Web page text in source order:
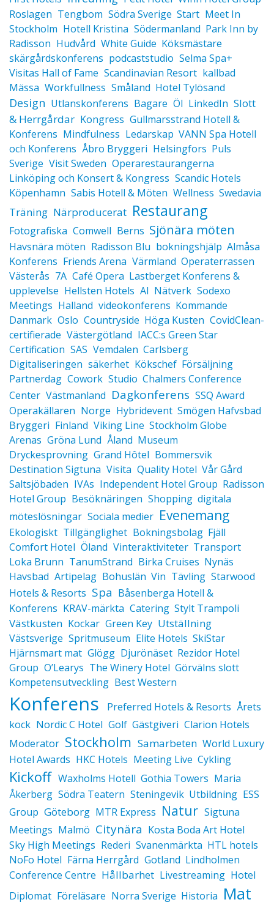
Roslagen Tengbom Södra Sverige Start Meet In
Stockholm Hotell Kristina Södermanland Park Inn by
Radisson Hudvård White Guide Köksmästare
skärgårdskonferens podcaststudio Selma Spa+
Visitas Hall of Fame Scandinavian Resort kallbad
Mässa Workfullness Småland Hotel Tylösand
Design Utlanskonferens Bagare Öl LinkedIn Slott
& Herrgårdar Kongress Gullmarsstrand Hotell &
Konferens Mindfulness Ledarskap VANN Spa Hotell
och Konferens Åbro Bryggeri Helsingfors Puls
Sverige Visit Sweden Operarestaurangerna
Linköping och Konsert & Kongress Scandic Hotels
Köpenhamn Sabis Hotell & Möten Wellness Swedavia
Träning Närproducerat Restaurang
Fotografiska Comwell Berns Sjönära möten
Havsnära möten Radisson Blu bokningshjälp Almåsa
Konferens Friends Arena Värmland Operaterrassen
Västerås 7A Café Opera Lastberget Konferens &
upplevelse Hellsten Hotels AI Nätverk Sodexo
Meetings Halland videokonferens Kommande
Danmark Oslo Countryside Höga Kusten CovidClean-
certifierade Västergötland IACC:s Green Star
Certification SAS Vemdalen Carlsberg
Digitaliseringen säkerhet Kökschef Försäljning
Partnerdag Cowork Studio Chalmers Conference
Center Västmanland Dagkonferens SSQ Award
Operakällaren Norge Hybridevent Smögen Hafvsbad
Bryggeri Finland Viking Line Stockholm Globe
Arenas Gröna Lund Åland Museum
Dryckesprovning Grand Hôtel Bommersvik
Destination Sigtuna Visita Quality Hotel Vår Gård
Saltsjöbaden IVAs Independent Hotel Group Radisson
Hotel Group Besöknäringen Shopping digitala
möteslösningar Sociala medier Evenemang
Ekologiskt Tillgänglighet Bokningsbolag Fjäll
Comfort Hotel Öland Vinteraktiviteter Transport
Loka Brunn TanumStrand Birka Cruises Nynäs
Havsbad Artipelag Bohuslän Vin Tävling Starwood
Hotels & Resorts Spa Båsenberga Hotell &
Konferens KRAV-märkta Catering Stylt Trampoli
Västkusten Kockar Green Key Utställning
Västsverige Spritmuseum Elite Hotels SkiStar
Hjärnsmart mat Glögg Djurönäset Rezidor Hotel
Group O’Learys The Winery Hotel Görvälns slott
Kompetensutveckling Best Western
Konferens Preferred Hotels & Resorts Årets
kock Nordic C Hotel Golf Gästgiveri Clarion Hotels
Moderator Stockholm Samarbeten World Luxury
Hotel Awards HKC Hotels Meeting Live Cykling
Kickoff Waxholms Hotell Gothia Towers Maria
Åkerberg Södra Teatern Steningevik Utbildning ESS
Group Göteborg MTR Express Natur Sigtuna
Meetings Malmö Citynära Kosta Boda Art Hotel
Sky High Meetings Rederi Svanenmärkta HTL hotels
NoFo Hotel Färna Herrgård Gotland Lindholmen
Conference Centre Hållbarhet Livestreaming Hotel
Diplomat Föreläsare Norra Sverige Historia Mat